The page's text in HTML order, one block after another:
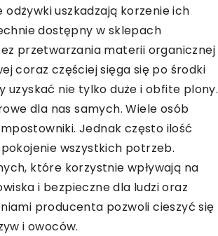
uszkadzają korzenie ich
dostępny w sklepach
przetwarzania materii organicznej
coraz częściej sięga się po środki
uzyskać nie tylko duże i obfite plony.
dla nas samych. Wiele osób
Jednak często ilość
wszystkich potrzeb.
które korzystnie wpływają na
i bezpieczne dla ludzi oraz
producenta pozwoli cieszyć się
i owoców.